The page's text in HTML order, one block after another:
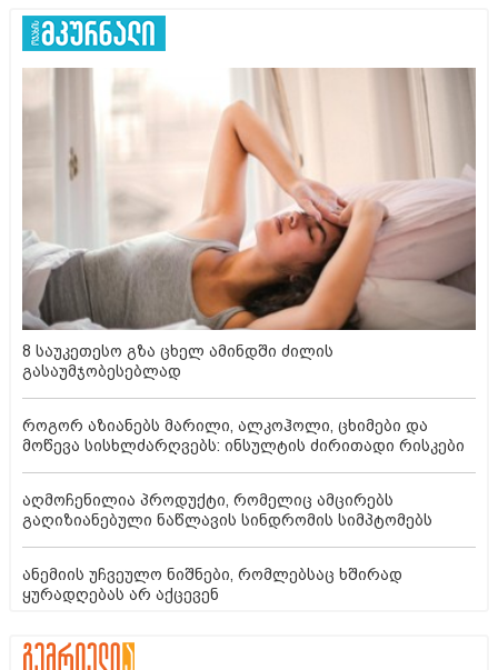
8 საუკეთესო გზა ცხელ ამინდში ძილის
გასაუმჯობესებლად
როგორ აზიანებს მარილი, ალკოჰოლი, ცხიმები და
მოწევა სისხლძარღვებს: ინსულტის ძირითადი რისკები
აღმოჩენილია პროდუქტი, რომელიც ამცირებს
გაღიზიანებული ნაწლავის სინდრომის სიმპტომებს
ანემიის უჩვეულო ნიშნები, რომლებსაც ხშირად
ყურადღებას არ აქცევენ